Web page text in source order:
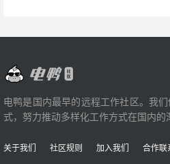
电鸭是国内最早的远程工作社区。我
式，努力推动多样化工作方式在国内的
关于我们 社区规则 加入我们 合作联